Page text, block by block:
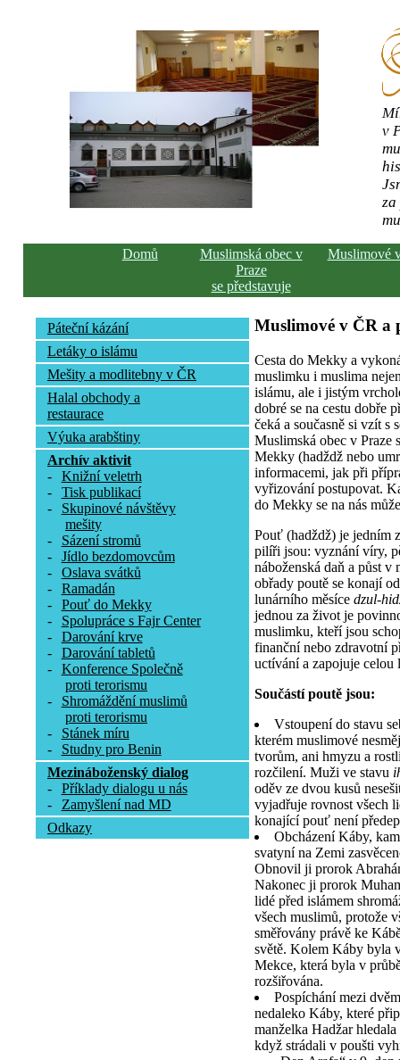
v
Domů
Muslimská obec v
Praze
se představuje
Muslimové
Páteční kázání
Letáky o islámu
Mešity a modlitebny v ČR
Halal obchody a
restaurace
Výuka arabštiny
Archív aktivit
-
Knižní veletrh
-
Tisk publikací
-
Skupinové návštěvy
mešity
-
Sázení stromů
-
Jídlo bezdomovcům
-
Oslava svátků
-
Ramadán
-
Pouť do Mekky
-
Spolupráce s Fajr Center
-
Darování krve
-
Darování tabletů
-
Konference Společně
proti terorismu
-
Shromáždění muslimů
proti terorismu
-
Stánek míru
-
Studny pro Benin
Mezináboženský dialog
-
Příklady dialogu u nás
-
Zamyšlení nad MD
Odkazy
Muslimové v ČR
Cesta do Mekky a
muslimku i muslima
islámu, ale i jistým
dobré se na cestu dobře
čeká a současně si vzít s
Muslimská obec v Praze
Mekky (hadždž nebo
informacemi, jak při
vyřizování postupovat.
do Mekky se na nás
Pouť (hadždž) je jedním
pilíři jsou: vyznání víry,
náboženská daň a půst
obřady poutě se konají
lunárního měsíce dzul-
jednou za život je
muslimku, kteří jsou
finanční nebo zdravotní
uctívání a zapojuje celou
Součástí poutě jsou:
Vstoupení do stavu
kterém muslimové
tvorům, ani hmyzu a
rozčilení. Muži ve stavu
oděv ze dvou kusů
vyjadřuje rovnost všech
konající pouť není
Obcházení Káby,
svatyní na Zemi
Obnovil ji prorok
Nakonec ji prorok
lidé před islámem
všech muslimů, protože
směřovány právě ke
světě. Kolem Káby byla
Mekce, která byla v
rozšiřována.
Pospíchání mezi
nedaleko Káby, které
manželka Hadžar
když strádali v poušti